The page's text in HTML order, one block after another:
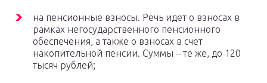
на пенсионные взносы. Речь идет о взносах в
рамках негосударственного пенсионного
обеспечения, а также о взносах в счет
накопительной пенсии. Суммы – те же, до 120
тысяч рублей;